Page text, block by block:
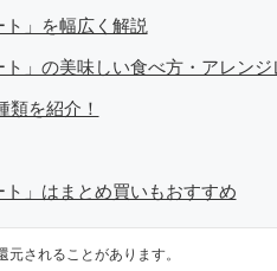
」を幅広く解説
」の美味しい食べ方・アレンジ
類を紹介！
」はまとめ買いもおすすめ
されることがあります。